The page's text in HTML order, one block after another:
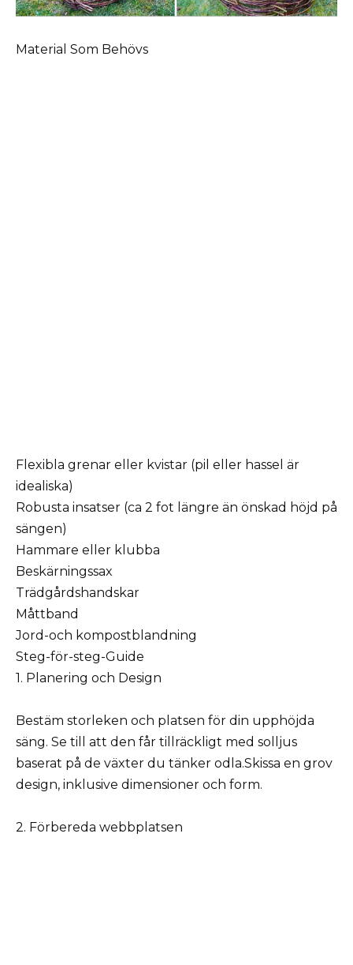
Material Som Behövs
Flexibla grenar eller kvistar (pil eller hassel är
idealiska)
Robusta insatser (ca 2 fot längre än önskad höjd på
sängen)
Hammare eller klubba
Beskärningssax
Trädgårdshandskar
Måttband
Jord-och kompostblandning
Steg-för-steg-Guide
1. Planering och Design
Bestäm storleken och platsen för din upphöjda
säng. Se till att den får tillräckligt med solljus
baserat på de växter du tänker odla.Skissa en grov
design, inklusive dimensioner och form.
2. Förbereda webbplatsen